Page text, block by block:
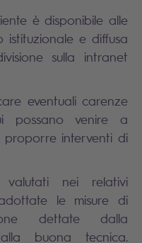
è disponibile alle
istituzionale e diffusa
sulla intranet
eventuali carenze
venire a
proporre interventi di
nei relativi
le misure di
dettate dalla
buona tecnica.